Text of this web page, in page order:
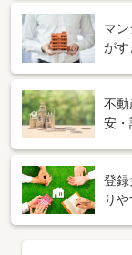
マ
がす
不動
安・
登録
り